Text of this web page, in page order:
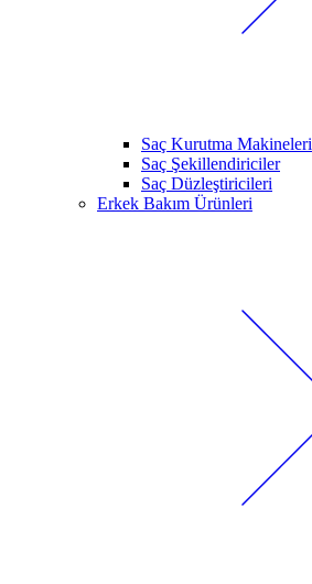
Saç Kurutma Makineleri
Saç Şekillendiriciler
Saç Düzleştiricileri
Erkek Bakım Ürünleri